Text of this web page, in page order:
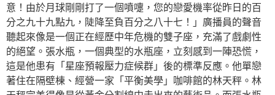
意！由於月球剛剛打了一個噴嚏，您的戀愛機率從昨日的百
分之九十九點九，陡降至負百分之八十七！」廣播員的聲音
聽起來像是一個正在經歷中年危機的雙子座，充滿了戲劇性
的絕望。張水瓶，一個典型的水瓶座，立刻感到一陣恐慌，
這是他患有「星座預報壓力症候群」後的標準反應。他單戀
著住在隔壁棟、經營一家「平衡美學」咖啡館的林天秤。林